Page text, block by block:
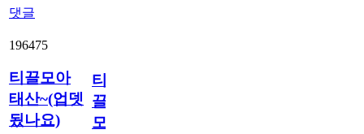
댓글
196475
티끌모아
태산~(업뎃
됬나요)
티
끌
모